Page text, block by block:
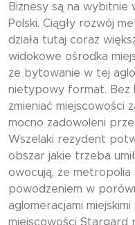
Biznesy są na wybitnie
Polski. Ciągły rozwój
działa tutaj coraz
widokowe ośrodka
że bytowanie w tej
nietypowy format. Bez
zmieniać miejscowości
mocno zadowoleni
Wszelaki rezydent
obszar jakie trzeba
owocują, że metropolia
powodzeniem w
aglomeracjami
miejscowości Stargard